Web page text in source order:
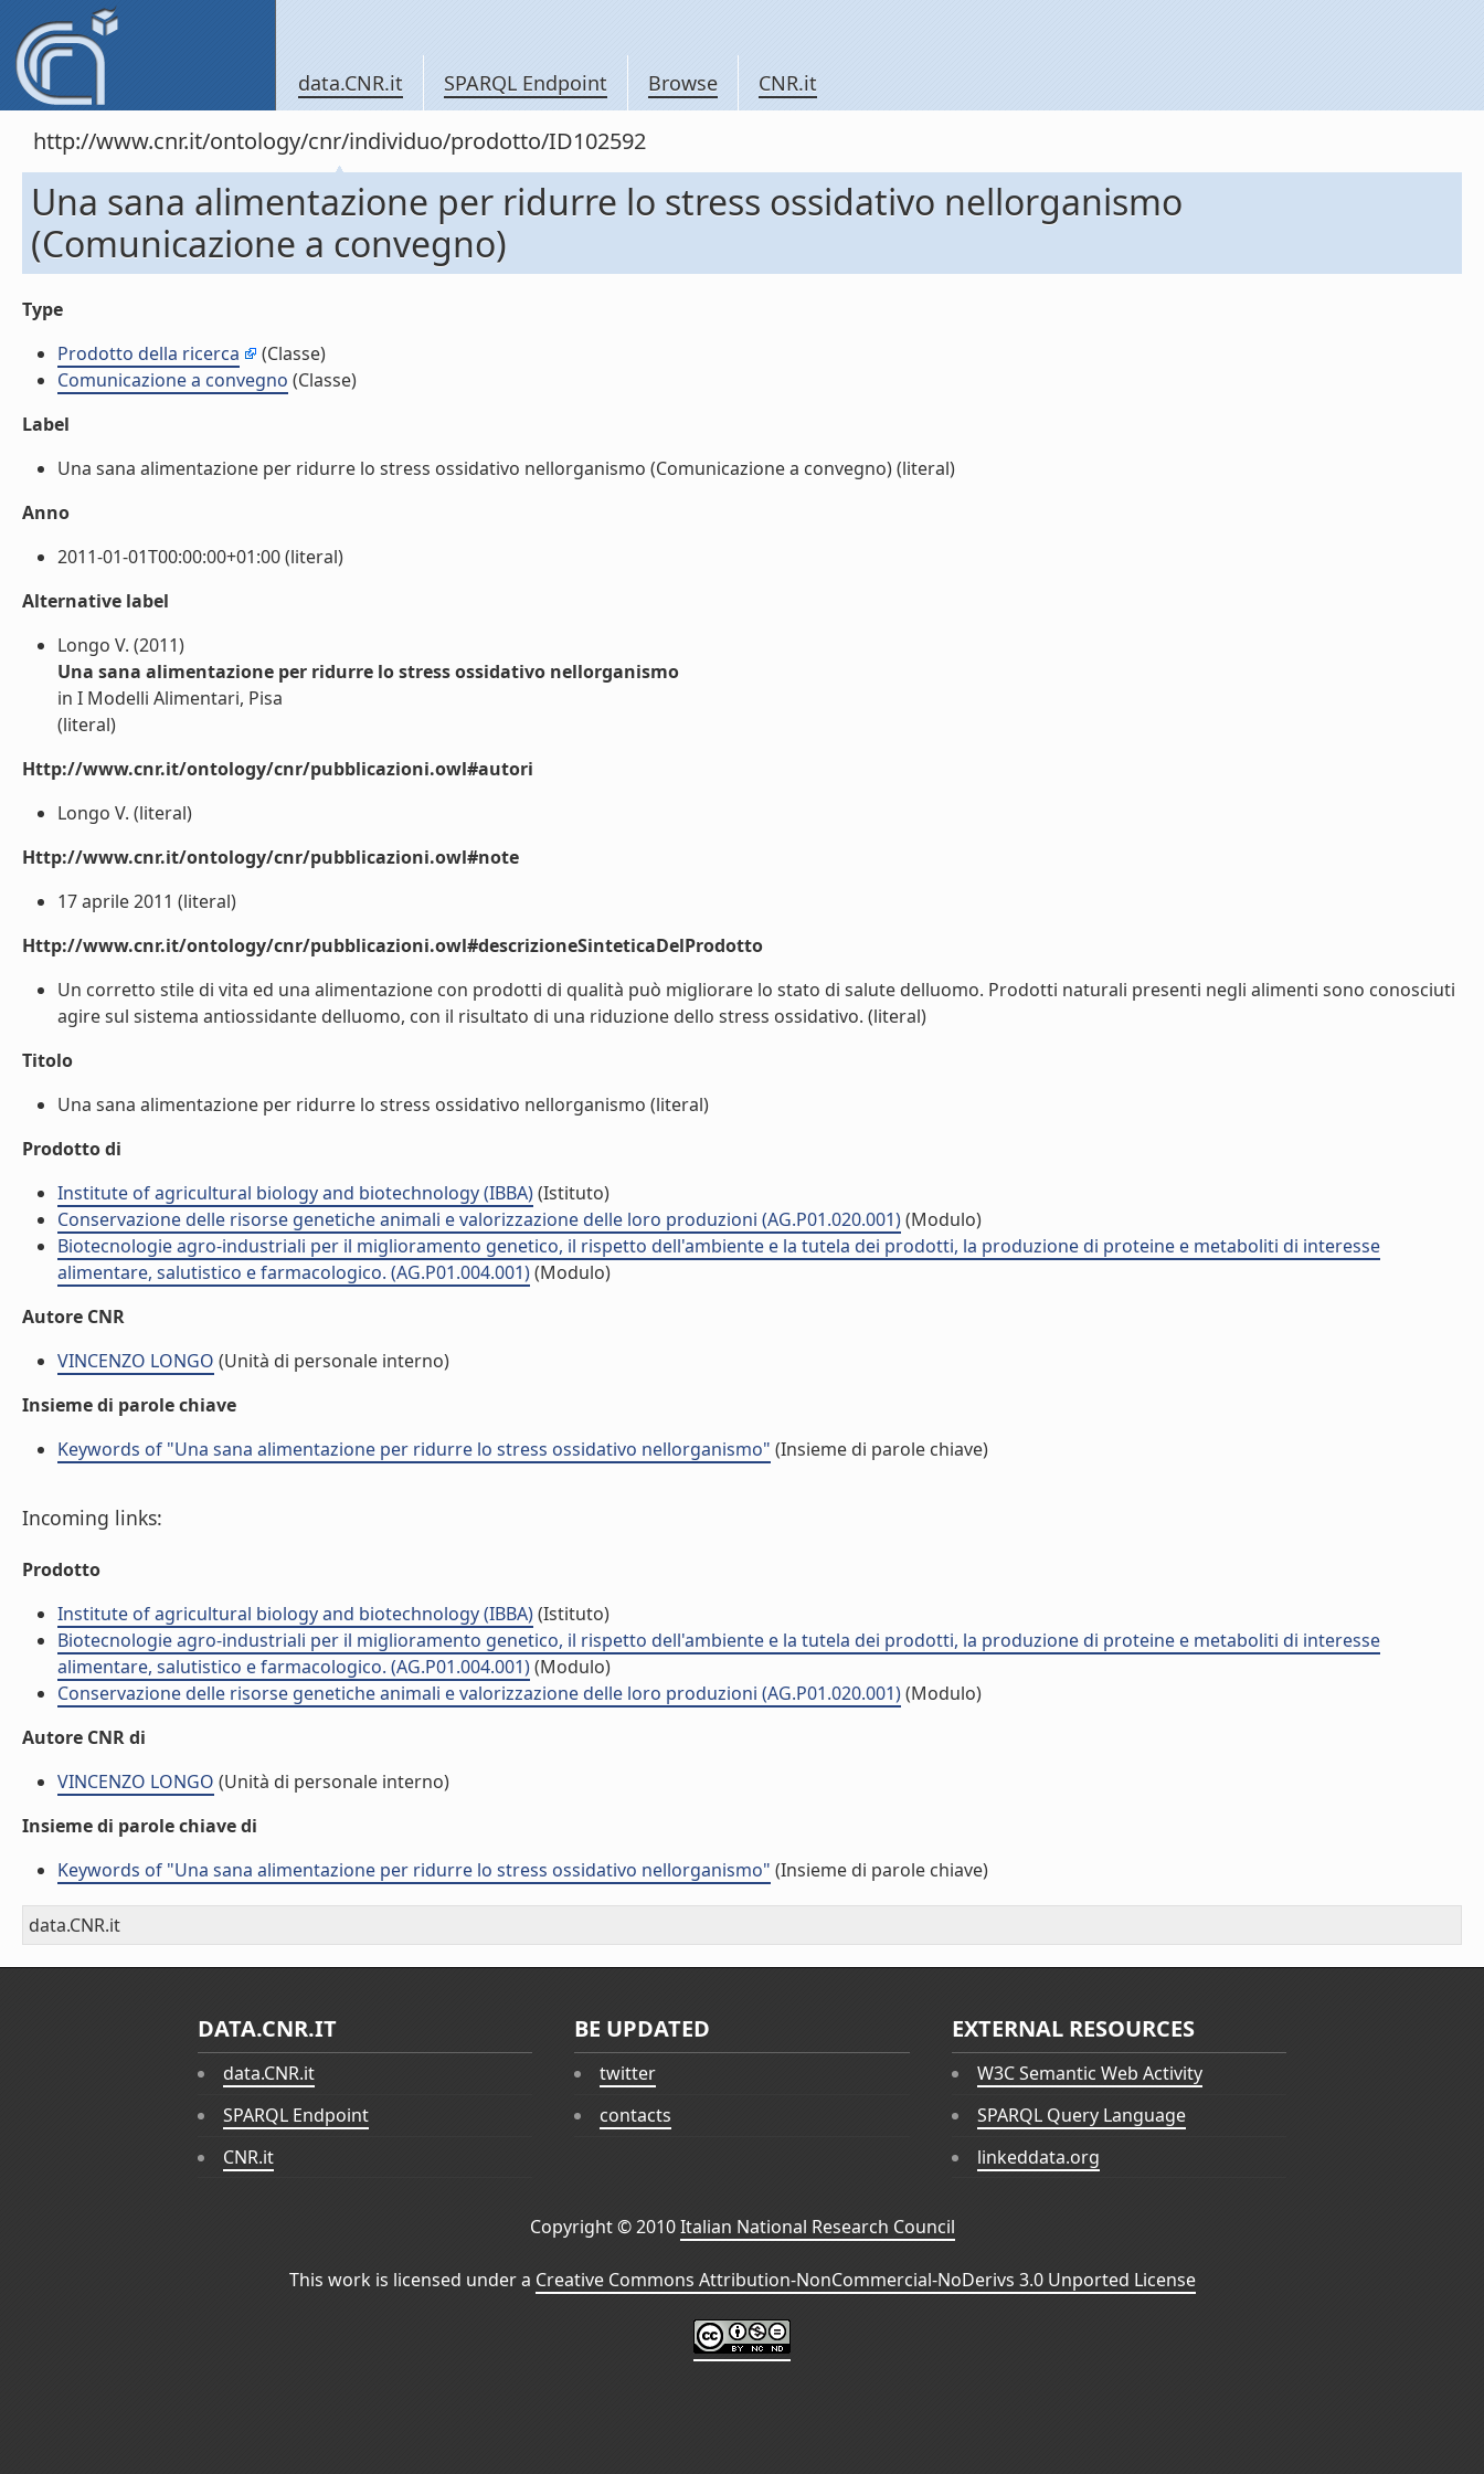
data.CNR.it SPARQL Endpoint Browse CNR.it
http://www.cnr.it/ontology/cnr/individuo/prodotto/ID102592
Una sana alimentazione per ridurre lo stress ossidativo nellorganismo
(Comunicazione a convegno)
Type
Prodotto della ricerca
(Classe)
Comunicazione a convegno (Classe)
Label
Una sana alimentazione per ridurre lo stress ossidativo nellorganismo (Comunicazione a convegno) (literal)
Anno
2011-01-01T00:00:00+01:00 (literal)
Alternative label
Longo V. (2011)
Una sana alimentazione per ridurre lo stress ossidativo nellorganismo
in I Modelli Alimentari, Pisa
(literal)
Http://www.cnr.it/ontology/cnr/pubblicazioni.owl#autori
Longo V. (literal)
Http://www.cnr.it/ontology/cnr/pubblicazioni.owl#note
17 aprile 2011 (literal)
Http://www.cnr.it/ontology/cnr/pubblicazioni.owl#descrizioneSinteticaDelProdotto
Un corretto stile di vita ed una alimentazione con prodotti di qualità può migliorare lo stato di salute delluomo. Prodotti naturali presenti negli alimenti sono conosciuti
agire sul sistema antiossidante delluomo, con il risultato di una riduzione dello stress ossidativo. (literal)
Titolo
Una sana alimentazione per ridurre lo stress ossidativo nellorganismo (literal)
Prodotto di
Institute of agricultural biology and biotechnology (IBBA)(Istituto)
Conservazione delle risorse genetiche animali e valorizzazione delle loro produzioni (AG.P01.020.001)(Modulo)
Biotecnologie agro-industriali per il miglioramento genetico, il rispetto dell'ambiente e la tutela dei prodotti, la produzione di proteine e metaboliti di interesse
alimentare, salutistico e farmacologico. (AG.P01.004.001)(Modulo)
Autore CNR
VINCENZO LONGO (Unità di personale interno)
Insieme di parole chiave
Keywords of "Una sana alimentazione per ridurre lo stress ossidativo nellorganismo" (Insieme di parole chiave)
Incoming links:
Prodotto
Institute of agricultural biology and biotechnology (IBBA)(Istituto)
Biotecnologie agro-industriali per il miglioramento genetico, il rispetto dell'ambiente e la tutela dei prodotti, la produzione di proteine e metaboliti di interesse
alimentare, salutistico e farmacologico. (AG.P01.004.001)(Modulo)
Conservazione delle risorse genetiche animali e valorizzazione delle loro produzioni (AG.P01.020.001)(Modulo)
Autore CNR di
VINCENZO LONGO (Unità di personale interno)
Insieme di parole chiave di
Keywords of "Una sana alimentazione per ridurre lo stress ossidativo nellorganismo" (Insieme di parole chiave)
data.CNR.it
DATA.CNR.IT
data.CNR.it
SPARQL Endpoint
CNR.it
BE UPDATED
twitter
contacts
EXTERNAL RESOURCES
W3C Semantic Web Activity
SPARQL Query Language
linkeddata.org
Copyright © 2010Italian National Research Council
This work is licensed under a Creative Commons Attribution-NonCommercial-NoDerivs 3.0 Unported License